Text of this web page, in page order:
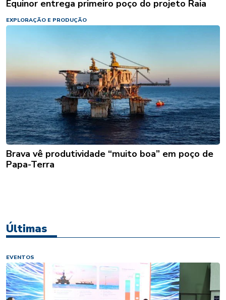
Equinor entrega primeiro poço do projeto Raia
EXPLORAÇÃO E PRODUÇÃO
Brava vê produtividade “muito boa” em poço de
Papa-Terra
Últimas
EVENTOS